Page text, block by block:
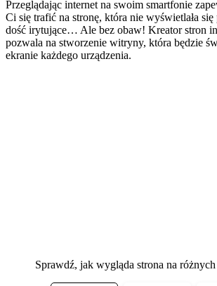
Przeglądając internet na swoim smartfonie
Ci się trafić na stronę, która nie wyświetlała
dość irytujące… Ale bez obaw! Kreator stron
pozwala na stworzenie witryny, która będzie
ekranie każdego urządzenia.
Sprawdź, jak wygląda strona na